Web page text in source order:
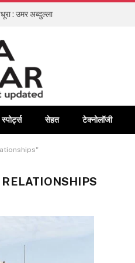
: उमर अब्दुल्ला
स्पोर्ट्स सेहत टेक्नोलॉजी